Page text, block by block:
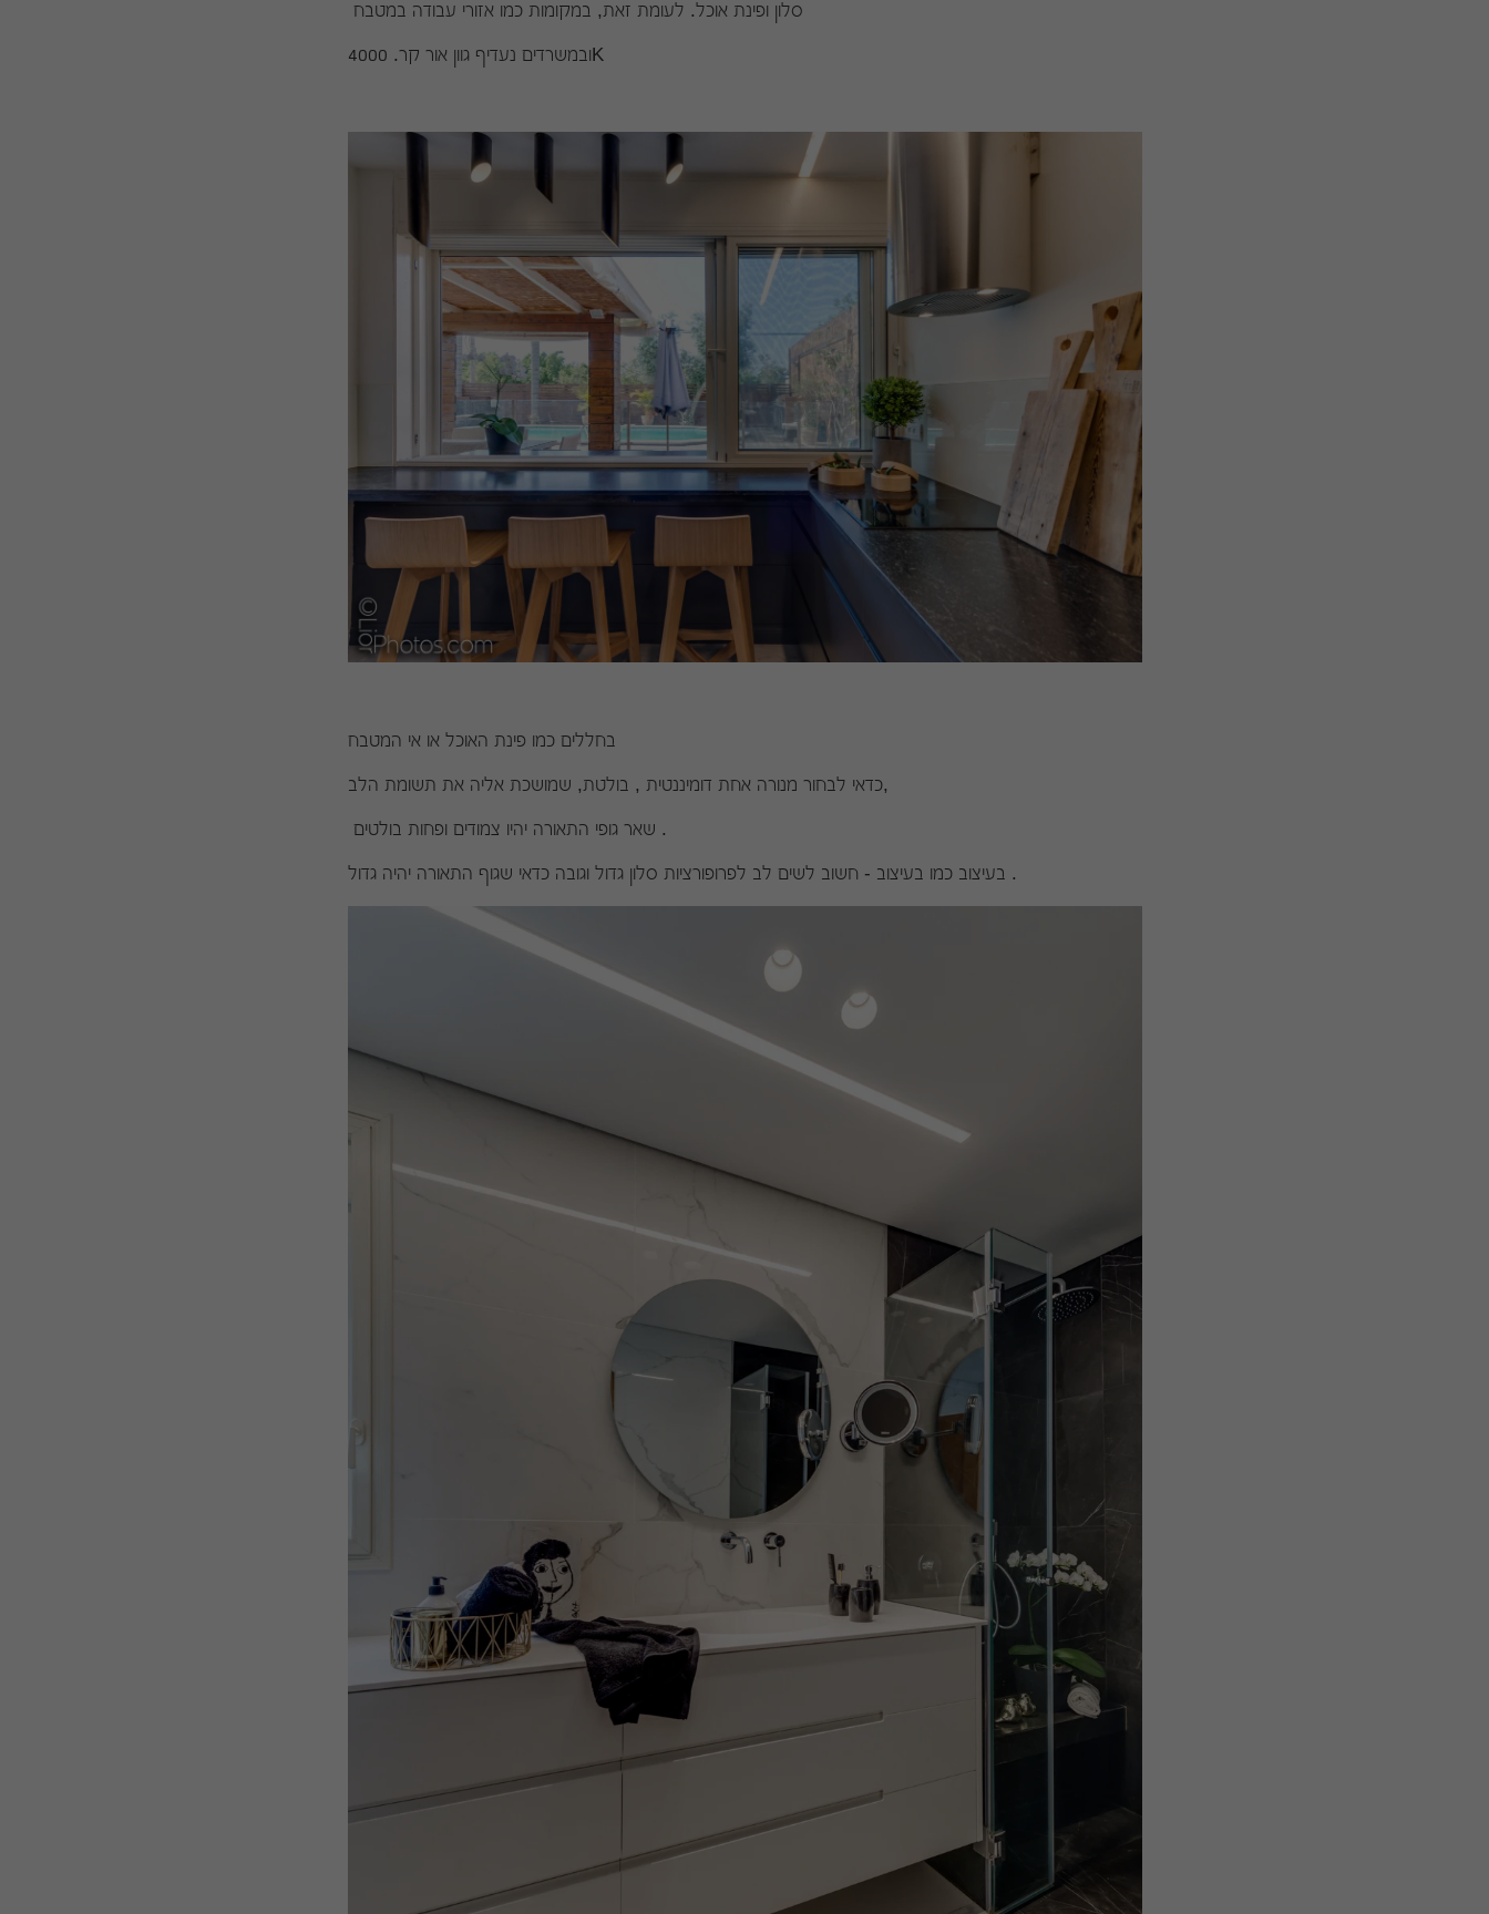
ובמשרדים נעדיף גוון אור קר. 4000K
כדאי לבחור מנורה אחת דומיננטית , בולטת, שמושכת אליה את תשומת הלב,
שאר גופי התאורה יהיו צמודים ופחות בולטים .
בעיצוב כמו בעיצוב - חשוב לשים לב לפרופורציות סלון גדול וגובה כדאי שגוף התאורה יהיה גדול .